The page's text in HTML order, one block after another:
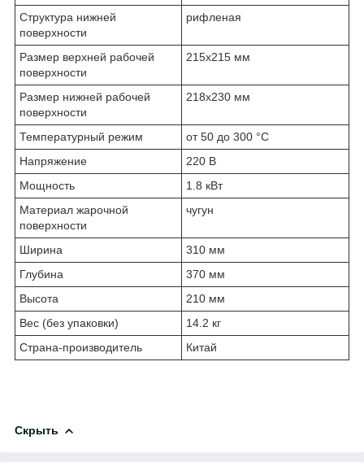
Структура нижней
поверхности
рифленая
Размер верхней рабочей
поверхности
215х215 мм
Размер нижней рабочей
поверхности
218х230 мм
Температурный режим
от 50 до 300 °C
Напряжение
220 В
Мощность
1.8 кВт
Материал жарочной
поверхности
чугун
Ширина
310 мм
Глубина
370 мм
Высота
210 мм
Вес (без упаковки)
14.2 кг
Страна-производитель
Китай
Скрыть